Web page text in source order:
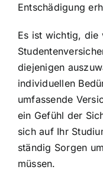
Entschädigung
Es ist wichtig, die
diejenigen
individuellen
umfassende
ein Gefühl der
sich auf Ihr
ständig Sorgen
müssen.